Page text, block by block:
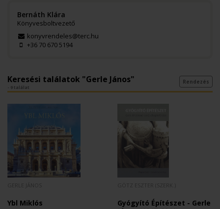
Bernáth Klára
Könyvesboltvezető
konyvrendeles@terc.hu
+36 70 670 5194
Keresési találatok "Gerle János"
- 9 találat
Rendezés
Ybl Miklós
Gyógyító Építészet - Gerle